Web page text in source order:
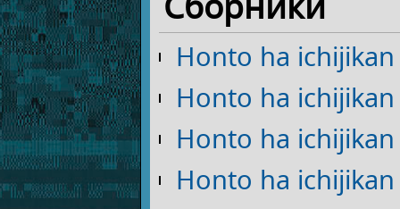
Honto ha
Honto ha
Honto ha
Honto ha